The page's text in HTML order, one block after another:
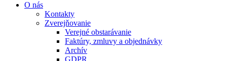
O nás
Kontakty
Zverejňovanie
Verejné obstarávanie
Faktúry, zmluvy a objednávky
Archív
GDPR